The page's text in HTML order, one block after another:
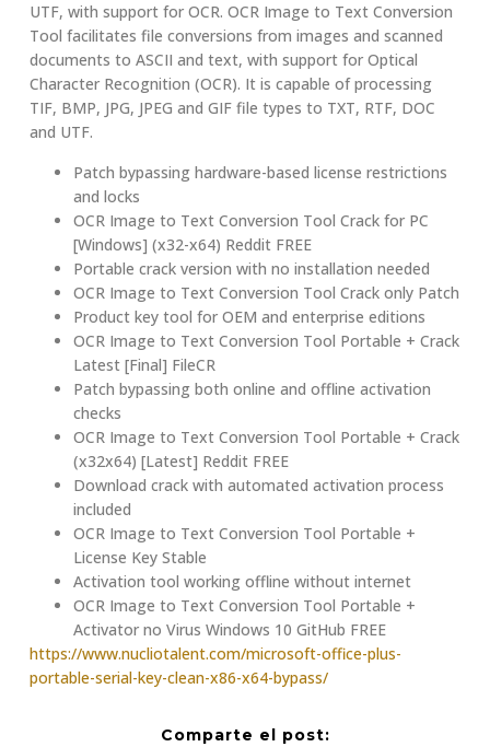
UTF, with support for OCR. OCR Image to Text Conversion
Tool facilitates file conversions from images and scanned
documents to ASCII and text, with support for Optical
Character Recognition (OCR). It is capable of processing
TIF, BMP, JPG, JPEG and GIF file types to TXT, RTF, DOC
and UTF.
Patch bypassing hardware-based license restrictions
and locks
OCR Image to Text Conversion Tool Crack for PC
[Windows] (x32-x64) Reddit FREE
Portable crack version with no installation needed
OCR Image to Text Conversion Tool Crack only Patch
Product key tool for OEM and enterprise editions
OCR Image to Text Conversion Tool Portable + Crack
Latest [Final] FileCR
Patch bypassing both online and offline activation
checks
OCR Image to Text Conversion Tool Portable + Crack
(x32x64) [Latest] Reddit FREE
Download crack with automated activation process
included
OCR Image to Text Conversion Tool Portable +
License Key Stable
Activation tool working offline without internet
OCR Image to Text Conversion Tool Portable +
Activator no Virus Windows 10 GitHub FREE
https://www.nucliotalent.com/microsoft-office-plus-
portable-serial-key-clean-x86-x64-bypass/
Comparte el post: